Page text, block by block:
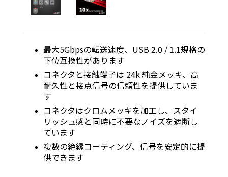
最大5Gbpsの転送速度、USB 2.0 / 1.1規格の
下位互換性があります
コネクタと接触端子は 24k 純金メッキ、高
耐久性と接点信号の信頼性を提供していま
す
コネクタはクロムメッキを加工し、スタイ
リッシュ感と同時に不要なノイズを遮断し
ています
複数の絶縁コーティング、信号を安定的に提
供できます